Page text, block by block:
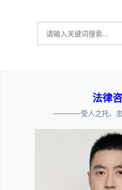
法律
————受人之托、